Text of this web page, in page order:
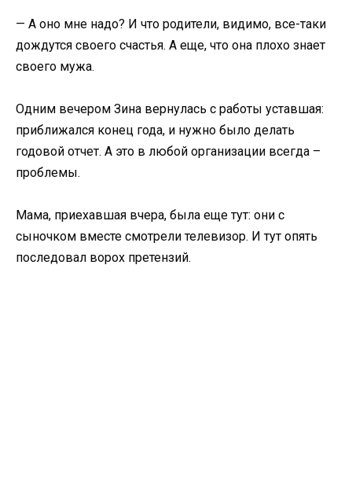
— А оно мне надо? И что родители, видимо, все-таки
дождутся своего счастья. А еще, что она плохо знает
своего мужа.
Одним вечером Зина вернулась с работы уставшая:
приближался конец года, и нужно было делать
годовой отчет. А это в любой организации всегда –
проблемы.
Мама, приехавшая вчера, была еще тут: они с
сыночком вместе смотрели телевизор. И тут опять
последовал ворох претензий.